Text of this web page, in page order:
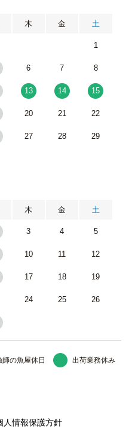
木 金 土
1
6 7 8
13 14 15
20 21 22
27 28 29
木 金 土
3 4 5
10 11 12
17 18 19
24 25 26
の魚屋休日 出荷業務休み
人情報保護方針